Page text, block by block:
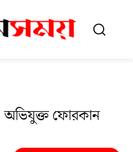
অভিযুক্ত ফোরকান